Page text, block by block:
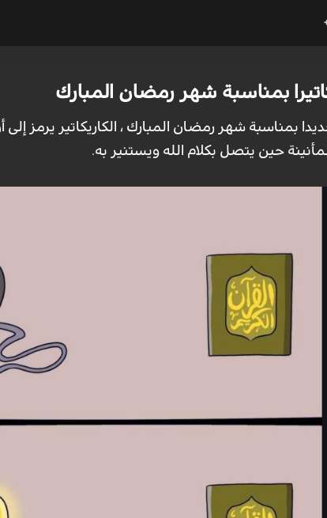
بمناسبة شهر رمضان المبارك
بمناسبة شهر رمضان المبارك ، الكاريكاتير يرمز إلى
حين يتصل بكلام الله ويستنير به.